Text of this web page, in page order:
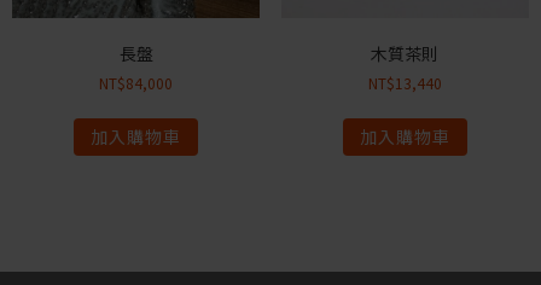
長盤
NT$84,000
加入購物車
木質茶則
NT$13,440
加入購物車